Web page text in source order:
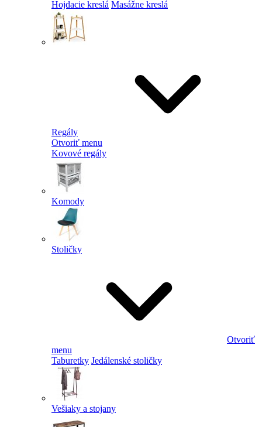
Hojdacie kreslá Masážne kreslá
Regály
Otvoriť menu
Kovové regály
Komody
Stoličky
Otvoriť
menu
Taburetky Jedálenské stoličky
Vešiaky a stojany